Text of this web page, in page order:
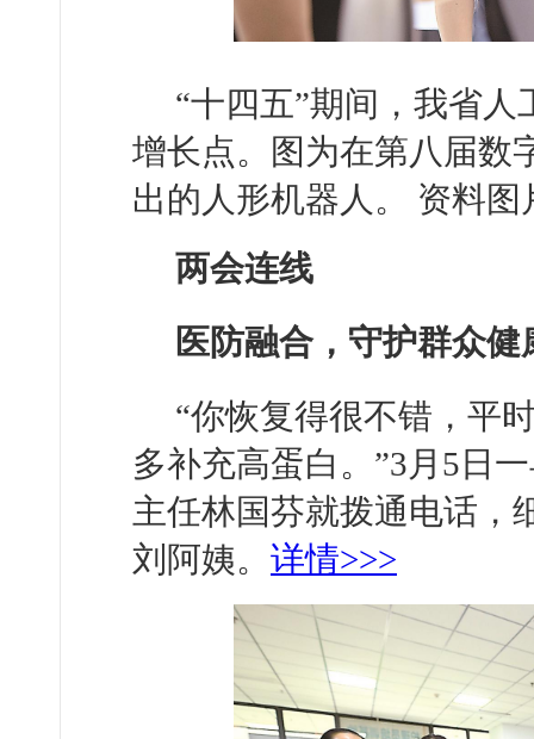
“十四五”期间，我省
增长点。图为在第八届数
出的人形机器人。 资料图
两会连线
医防融合，守护群众健
“你恢复得很不错，平
多补充高蛋白。”3月5日
主任林国芬就拨通电话，
刘阿姨。 详情>>>